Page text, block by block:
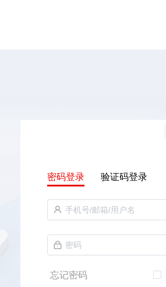
密码登录 验证码登录
忘记密码